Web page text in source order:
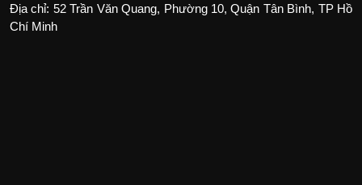
Địa chỉ: 52 Trần Văn Quang, Phường 10, Quận Tân Bình, TP Hồ
Chí Minh